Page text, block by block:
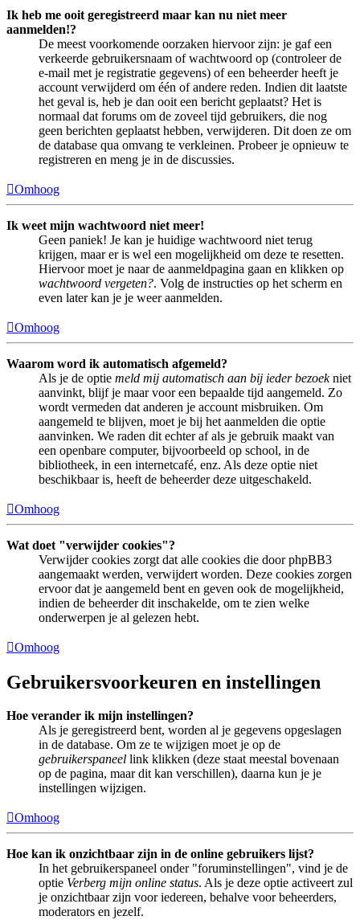
Ik heb me ooit geregistreerd maar kan nu niet meer
aanmelden!?
De meest voorkomende oorzaken hiervoor zijn: je gaf een
verkeerde gebruikersnaam of wachtwoord op (controleer de
e-mail met je registratie gegevens) of een beheerder heeft je
account verwijderd om één of andere reden. Indien dit laatste
het geval is, heb je dan ooit een bericht geplaatst? Het is
normaal dat forums om de zoveel tijd gebruikers, die nog
geen berichten geplaatst hebben, verwijderen. Dit doen ze om
de database qua omvang te verkleinen. Probeer je opnieuw te
registreren en meng je in de discussies.
Omhoog
Ik weet mijn wachtwoord niet meer!
Geen paniek! Je kan je huidige wachtwoord niet terug
krijgen, maar er is wel een mogelijkheid om deze te resetten.
Hiervoor moet je naar de aanmeldpagina gaan en klikken op
wachtwoord vergeten?. Volg de instructies op het scherm en
even later kan je je weer aanmelden.
Omhoog
Waarom word ik automatisch afgemeld?
Als je de optie meld mij automatisch aan bij ieder bezoekniet
aanvinkt, blijf je maar voor een bepaalde tijd aangemeld. Zo
wordt vermeden dat anderen je account misbruiken. Om
aangemeld te blijven, moet je bij het aanmelden die optie
aanvinken. We raden dit echter af als je gebruik maakt van
een openbare computer, bijvoorbeeld op school, in de
bibliotheek, in een internetcafé, enz. Als deze optie niet
beschikbaar is, heeft de beheerder deze uitgeschakeld.
Omhoog
Wat doet "verwijder cookies"?
Verwijder cookies zorgt dat alle cookies die door phpBB3
aangemaakt werden, verwijdert worden. Deze cookies zorgen
ervoor dat je aangemeld bent en geven ook de mogelijkheid,
indien de beheerder dit inschakelde, om te zien welke
onderwerpen je al gelezen hebt.
Omhoog
Gebruikersvoorkeuren en instellingen
Hoe verander ik mijn instellingen?
Als je geregistreerd bent, worden al je gegevens opgeslagen
in de database. Om ze te wijzigen moet je op de
gebruikerspaneel link klikken (deze staat meestal bovenaan
op de pagina, maar dit kan verschillen), daarna kun je je
instellingen wijzigen.
Omhoog
Hoe kan ik onzichtbaar zijn in de online gebruikers lijst?
In het gebruikerspaneel onder "foruminstellingen", vind je de
optie Verberg mijn online status. Als je deze optie activeert zul
je onzichtbaar zijn voor iedereen, behalve voor beheerders,
moderators en jezelf.